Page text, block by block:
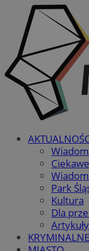
Park
Kultura
Dla
KRYMINALNE